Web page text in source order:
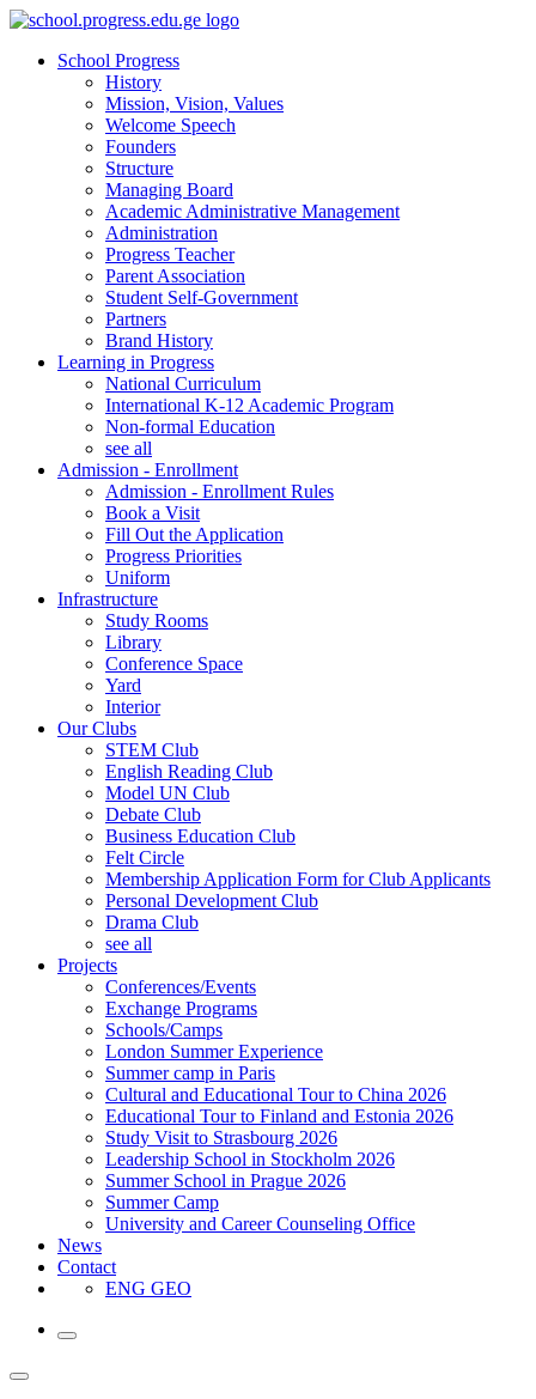
School Progress
History
Mission, Vision, Values
Welcome Speech
Founders
Structure
Managing Board
Academic Administrative Management
Administration
Progress Teacher
Parent Association
Student Self-Government
Partners
Brand History
Learning in Progress
National Curriculum
International K-12 Academic Program
Non-formal Education
see all
Admission - Enrollment
Admission - Enrollment Rules
Book a Visit
Fill Out the Application
Progress Priorities
Uniform
Infrastructure
Study Rooms
Library
Conference Space
Yard
Interior
Our Clubs
STEM Club
English Reading Club
Model UN Club
Debate Club
Business Education Club
Felt Circle
Membership Application Form for Club Applicants
Personal Development Club
Drama Club
see all
Projects
Conferences/Events
Exchange Programs
Schools/Camps
London Summer Experience
Summer camp in Paris
Cultural and Educational Tour to China 2026
Educational Tour to Finland and Estonia 2026
Study Visit to Strasbourg 2026
Leadership School in Stockholm 2026
Summer School in Prague 2026
Summer Camp
University and Career Counseling Office
News
Contact
ENG GEO